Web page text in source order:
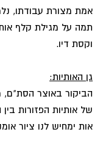
אמת מצורת עבודתו,
תמה על מגילת קלף
וקסת דיו.
גן האותיות:
הביקור באוצר הסת"ם,
של אותיות הפזורות
אות ימחיש לנו ציור